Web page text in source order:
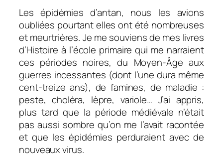
Les épidémies d’antan, nous les avions
oubliées pourtant elles ont été nombreuses
et meurtrières. Je me souviens de mes livres
d’Histoire à l’école primaire qui me narraient
ces périodes noires, du Moyen-Âge aux
guerres incessantes (dont l’une dura même
cent-treize ans), de famines, de maladie :
peste, choléra, lèpre, variole… J’ai appris,
plus tard que la période médiévale n’était
pas aussi sombre qu’on me l’avait racontée
et que les épidémies perduraient avec de
nouveaux virus.